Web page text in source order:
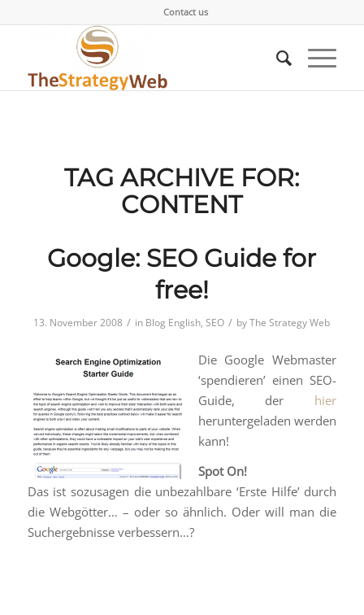
Contact us
TAG ARCHIVE FOR:
CONTENT
Google: SEO Guide for
free!
13. November 2008 / in Blog English,SEO / byThe Strategy Web
Die Google Webmaster
‘spendieren’ einen SEO-
Guide, der hier
heruntergeladen werden
kann!
Spot On!
Das ist sozusagen die unbezahlbare ‘Erste Hilfe’ durch
die Webgötter… – oder so ähnlich. Oder will man die
Suchergebnisse verbessern…?